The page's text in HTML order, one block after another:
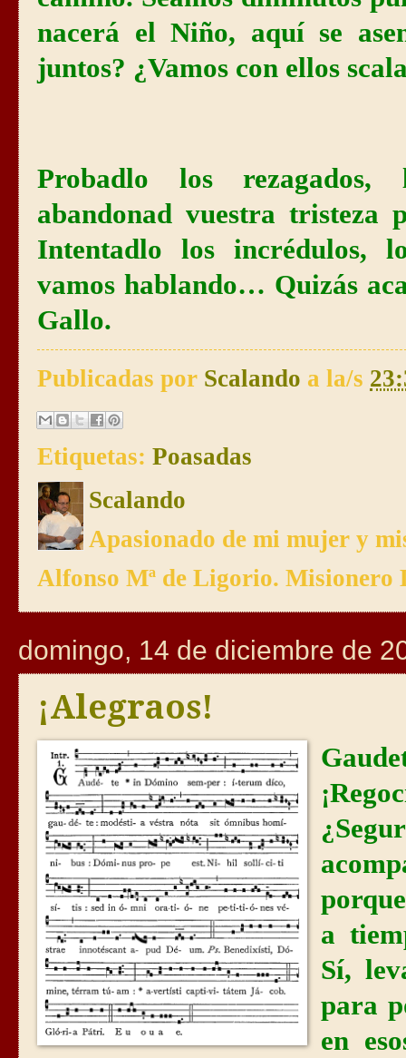
nacerá el Niño, aquí se
juntos? ¿Vamos con ellos
Probadlo los
abandonad vuestra tristeza
Intentadlo los incrédulos,
vamos hablando… Quizás
Gallo.
Publicadas por Scalando a la/s
Etiquetas: Poasadas
Scalando
Apasionado de mi mujer y
Alfonso Mª de Ligorio. Misionero
domingo, 14 de diciembre de
¡Alegraos!
a
Sí,
para
en